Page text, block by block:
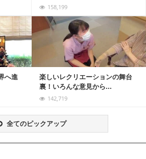
158,199
へ進
楽しいレクリエーションの舞台
裏！いろんな意見から...
142,719
を読む
全てのピックアップ